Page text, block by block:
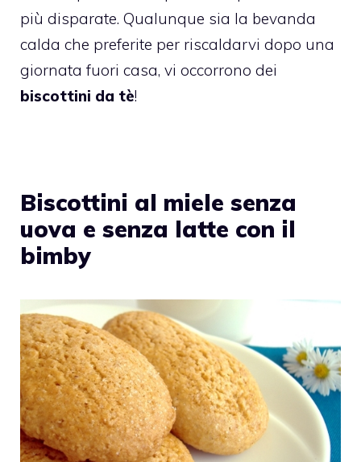
più disparate. Qualunque sia la bevanda
calda che preferite per riscaldarvi dopo una
giornata fuori casa, vi occorrono dei
biscottini da tè!
Biscottini al miele senza
uova e senza latte con il
bimby